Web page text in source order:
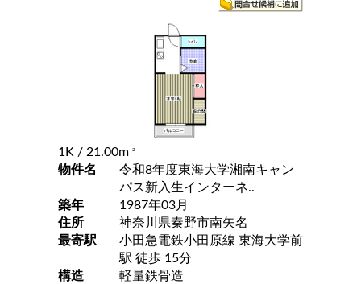
1K / 21.00m 2
物件名
令和8年度東海大学湘南キャン
パス新入生インターネ..
築年
1987年03月
住所
神奈川県秦野市南矢名
最寄駅
小田急電鉄小田原線 東海大学前
駅 徒歩 15分
構造
軽量鉄骨造